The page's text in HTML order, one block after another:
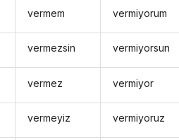
vermem
vermezsin
vermez
vermeyiz
vermiyorum
vermiyorsun
vermiyor
vermiyoruz